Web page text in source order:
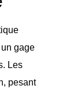
gage
Les
pesant